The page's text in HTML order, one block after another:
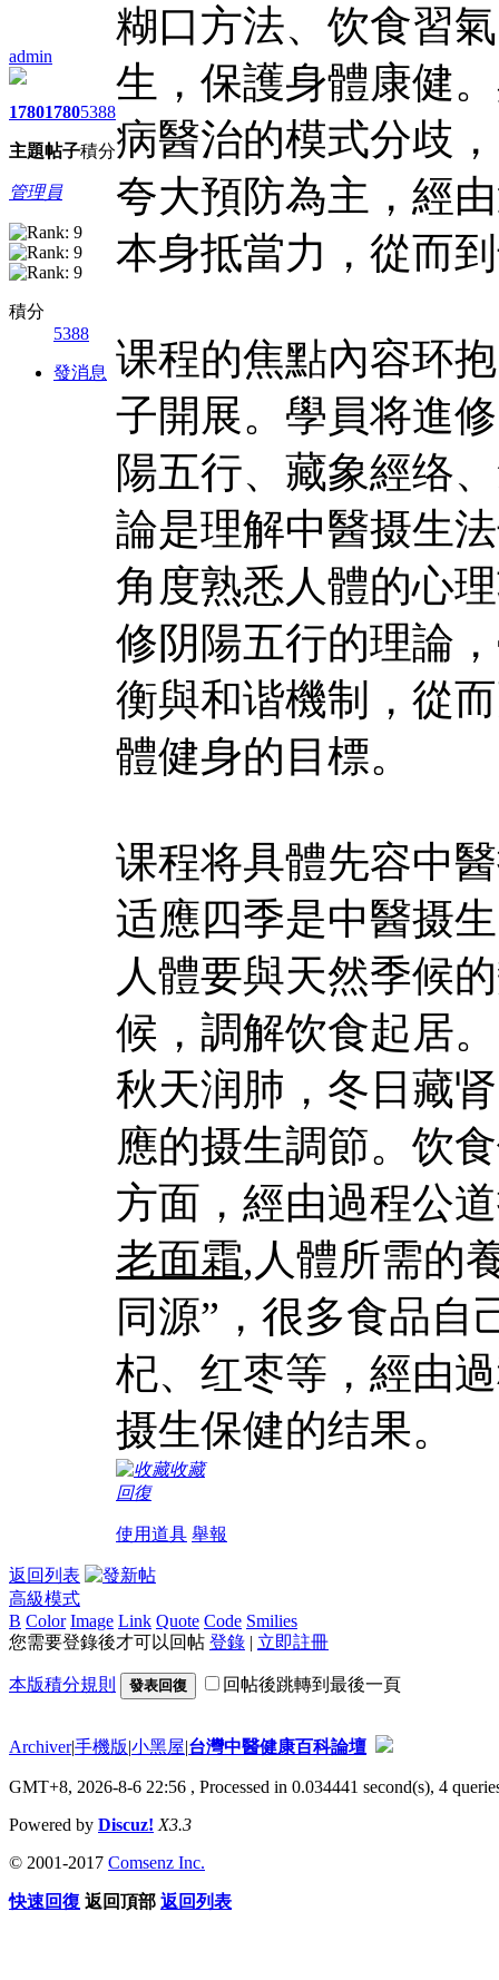
admin
1780
主題
1780
帖子
5388
積分
管理員
積分
5388
發消息
糊口方法、饮食習
生，保護身體康健
病醫治的模式分歧
夸大預防為主，經
本身抵當力，從而
课程的焦點內容环
子開展。學員将進
陽五行、藏象經络
論是理解中醫摄生
角度熟悉人體的心
修阴陽五行的理論
衡與和谐機制，從
體健身的目標。
课程将具體先容中
适應四季是中醫摄
人體要與天然季候
候，調解饮食起居
秋天润肺，冬日藏
應的摄生調節。饮
方面，經由過程公
老面霜,人體所需的
同源”，很多食品自
杞、红枣等，經由
摄生保健的结果。
收藏
回復
使用道具 舉報
返回列表
高級模式
B Color Image Link Quote Code Smilies
您需要登錄後才可以回帖 登錄 | 立即註冊
本版積分規則 發表回復 回帖後跳轉到最後一頁
Archiver|手機版|小黑屋|台灣中醫健康百科論壇
GMT+8, 2026-8-6 22:56 , Processed in 0.034441 second(s), 4
Powered by Discuz! X3.3
© 2001-2017 Comsenz Inc.
快速回復 返回頂部 返回列表